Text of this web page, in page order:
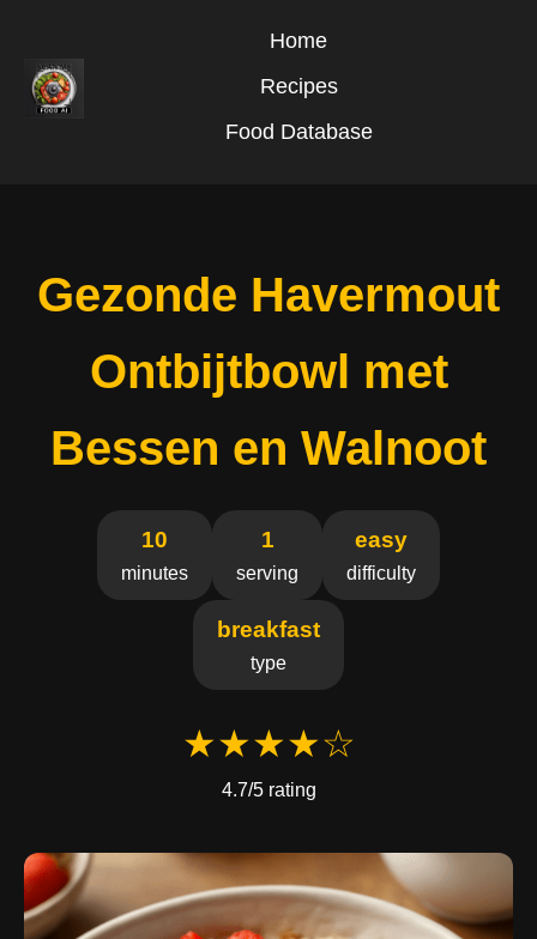
Home
Recipes
Food Database
Gezonde Havermout
Ontbijtbowl met
Bessen en Walnoot
10
minutes
1
serving
easy
difficulty
breakfast
type
★★★★☆
4.7/5 rating